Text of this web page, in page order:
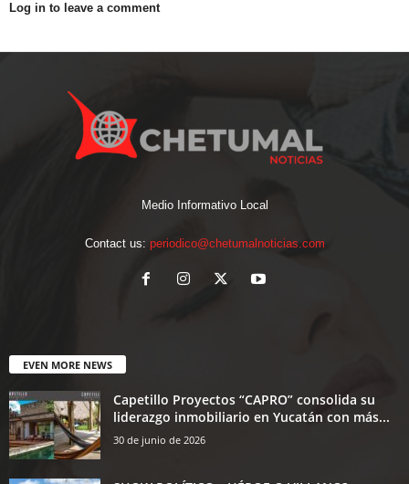
Log in to leave a comment
Medio Informativo Local
Contact us: periodico@chetumalnoticias.com
EVEN MORE NEWS
Capetillo Proyectos “CAPRO” consolida su
liderazgo inmobiliario en Yucatán con más...
30 de junio de 2026